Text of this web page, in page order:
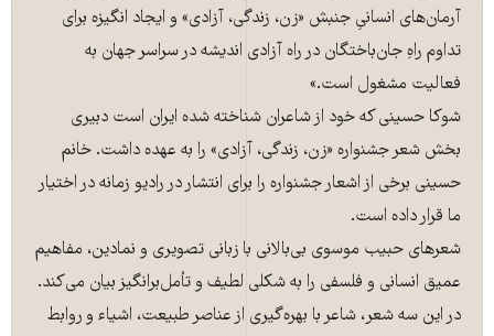
آرمان‌های انسانیِ جنبش «زن، زندگی، آزادی» و ایجاد انگیزه برای
تداوم راهِ جان‌باختگان در راه آزادی اندیشه در سراسر جهان به
فعالیت مشغول است.»
شوکا حسینی که خود از شاعران شناخته شده ایران است دبیری
بخش شعر ‌جشنواره‌ «زن، زندگی، آزادی» را به عهده داشت. خانم
حسینی برخی از اشعار جشنواره را برای انتشار در رادیو زمانه در اختیار
ما قرار داده است.
شعرهای حبیب موسوی بی‌بالانی با زبانی تصویری و نمادین، مفاهیم
عمیق انسانی و فلسفی را به شکلی لطیف و تأمل‌برانگیز بیان می‌کند.
در این سه شعر، شاعر با بهره‌گیری از عناصر طبیعت، اشیاء و روابط